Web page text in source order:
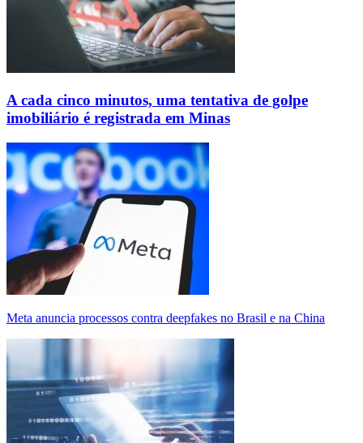
A cada cinco minutos, uma tentativa de golpe
imobiliário é registrada em Minas
Meta anuncia processos contra deepfakes no Brasil e na China